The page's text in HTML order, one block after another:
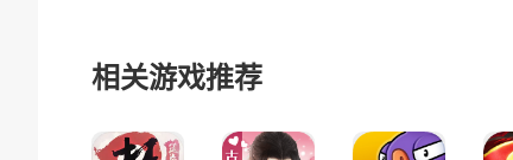
出！搭配上百种江湖技能，削弱了传统MMO游戏中“职
【深度融合AI，颠覆NPC】
相关游戏推荐